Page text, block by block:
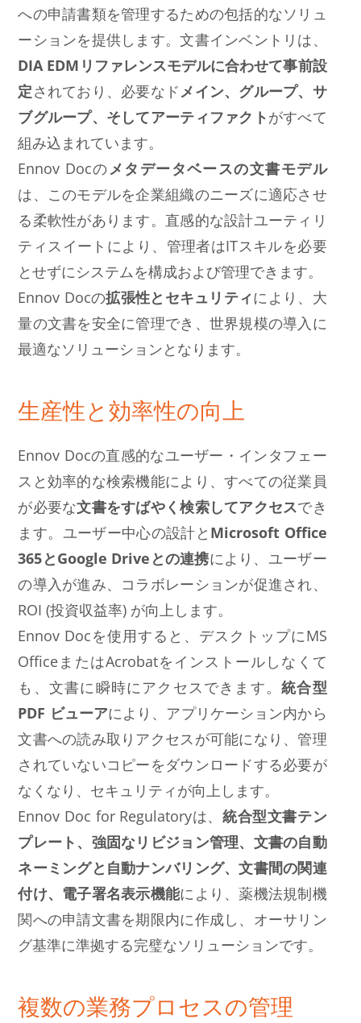
への申請書類を管理するための包括的なソリュ
ーションを提供します。文書インベントリは、
DIA EDMリファレンスモデルに合わせて事前設
定されており、必要なドメイン、グループ、サ
ブグループ、そしてアーティファクトがすべて
組み込まれています。
Ennov Docのメタデータベースの文書モデル
は、このモデルを企業組織のニーズに適応させ
る柔軟性があります。直感的な設計ユーティリ
ティスイートにより、管理者はITスキルを必要
とせずにシステムを構成および管理できます。
Ennov Docの拡張性とセキュリティにより、大
量の文書を安全に管理でき、世界規模の導入に
最適なソリューションとなります。
生産性と効率性の向上
Ennov Docの直感的なユーザー・インタフェー
スと効率的な検索機能により、すべての従業員
が必要な文書をすばやく検索してアクセスでき
ます。ユーザー中心の設計と Microsoft Office
365とGoogle Driveとの連携により、ユーザー
の導入が進み、コラボレーションが促進され、
ROI (投資収益率) が向上します。
Ennov Docを使用すると、デスクトップにMS
OfficeまたはAcrobatをインストールしなくて
も、文書に瞬時にアクセスできます。統合型
PDF ビューアにより、アプリケーション内から
文書への読み取りアクセスが可能になり、管理
されていないコピーをダウンロードする必要が
なくなり、セキュリティが向上します。
Ennov Doc for Regulatoryは、 統合型文書テン
プレート、強固なリビジョン管理、文書の自動
ネーミングと自動ナンバリング、文書間の関連
付け、電子署名表示機能により、薬機法規制機
関への申請文書を期限内に作成し、オーサリン
グ基準に準拠する完璧なソリューションです。
複数の業務プロセスの管理